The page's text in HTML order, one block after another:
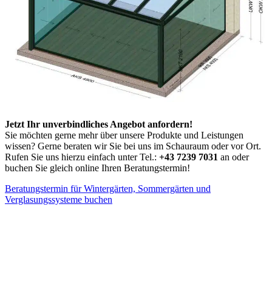
Jetzt Ihr unverbindliches Angebot anfordern!
Sie möchten gerne mehr über unsere Produkte und Leistungen
wissen? Gerne beraten wir Sie bei uns im Schauraum oder vor Ort.
Rufen Sie uns hierzu einfach unter Tel.: +43 7239 7031 an oder
buchen Sie gleich online Ihren Beratungstermin!
Beratungstermin für Wintergärten, Sommergärten und
Verglasungssysteme buchen